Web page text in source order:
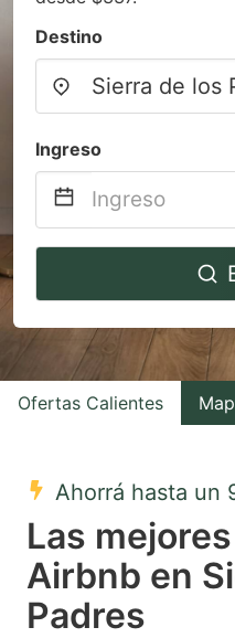
Destino
Ingreso
Navigate
to
interact
with
the
select
a
date.
Press
Ofertas Calientes
Ahorrá hasta un
Las
Airbnb en
Padres